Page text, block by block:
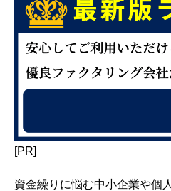
[PR]
資金繰りに悩む中小企業や個